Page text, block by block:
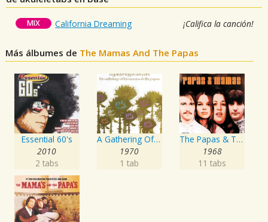
MIX California Dreaming ¡Califica la canción!
Más álbumes de The Mamas And The Papas
Essential 60's
2010
2 tabs
A Gathering Of Flowers: The Anthology Of The Mamas & The Papas
1970
1 tab
The Papas & The Mamas
1968
11 tabs